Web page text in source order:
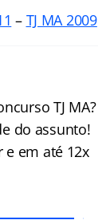
– TJ MA 2009
TJ MA?
do assunto!
em até 12x